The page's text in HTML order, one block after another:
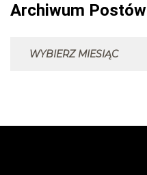
Archiwum Postów